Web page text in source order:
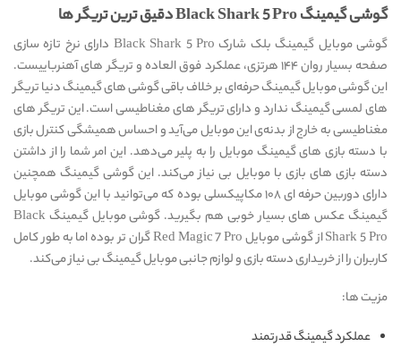
گوشی گیمینگ Black Shark 5 Pro دقیق ترین تریگر ها
گوشی موبایل گیمینگ بلک شارک Black Shark 5 Pro دارای نرخ تازه سازی
صفحه بسیار روان ۱۴۴ هرتزی، عملکرد فوق العاده و تریگر های آهنرباییست.
این گوشی موبایل گیمینگ حرفه‌ای بر خلاف باقی گوشی های گیمینگ دنیا تریگر
های لمسی گیمینگ ندارد و دارای تریگر های مغناطیسی است. این تریگر های
مغناطیسی به خارج از بدنه‌ی این موبایل می‌آید و احساس همیشگی کنترل بازی
با دسته بازی های گیمینگ موبایل را به پلیر می‌دهد. این امر شما را از داشتن
دسته بازی های بازی با موبایل بی نیاز می‌کند. این گوشی گیمینگ همچنین
دارای دوربین حرفه ای ۱۰۸ مکاپیکسلی بوده که می‌توانید با این گوشی موبایل
گیمینگ عکس های بسیار خوبی هم بگیرید. گوشی موبایل گیمینگ Black
Shark 5 Pro از گوشی موبایل Red Magic 7 Pro گران تر بوده اما به طور کامل
کاربران را از خریداری دسته بازی و لوازم جانبی موبایل گیمینگ بی نیاز می‌کند.
مزیت ها:
عملکرد گیمینگ قدرتمند